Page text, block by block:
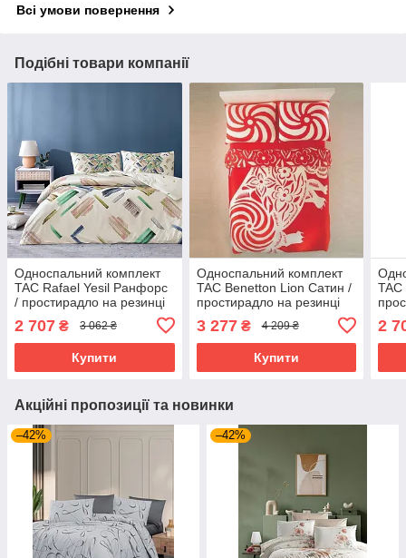
Всі умови повернення
Подібні товари компанії
Односпальний комплект
TAC Rafael Yesil Ранфорс
/ простирадло на резинці
2 707 ₴ 3 062 ₴
Купити
Односпальний комплект
TAC Benetton Lion Сатин /
простирадло на резинці
3 277₴ 4 209 ₴
Купити
2
Акційні пропозиції та новинки
–42% –42%